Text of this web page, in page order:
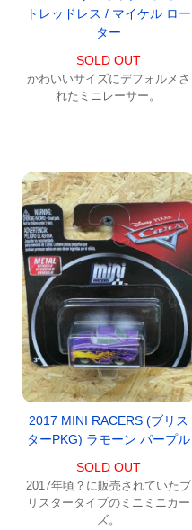
トレッドレス / マイケル ロー
ター
SOLD OUT
かわいいサイズにデフォルメさ
れたミニレーサー。
2017 MINI RACERS (ブリス
ターPKG) ラモーン パープル
SOLD OUT
2017年頃？に販売されていたブ
リスタータイプのミニミニカー
ズ。